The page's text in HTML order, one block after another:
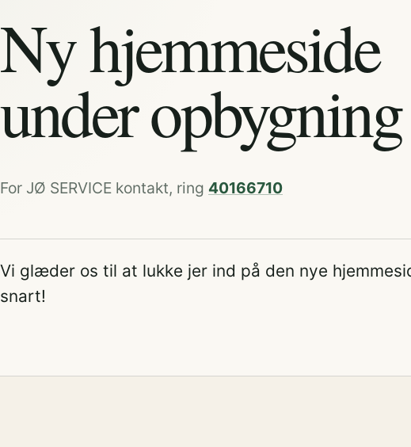
Ny hjemmeside
under opbygning
For JØ SERVICE kontakt, ring 40166710
Vi glæder os til at lukke jer ind på den nye
snart!